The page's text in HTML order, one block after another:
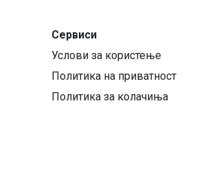
Сервиси
Услови за користење
Политика на приватност
Политика за колачиња